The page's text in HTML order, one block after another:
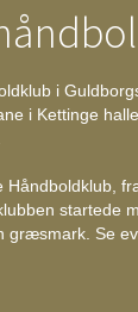
i
i Kettinge
Håndboldklub,
startede
græsmark. Se